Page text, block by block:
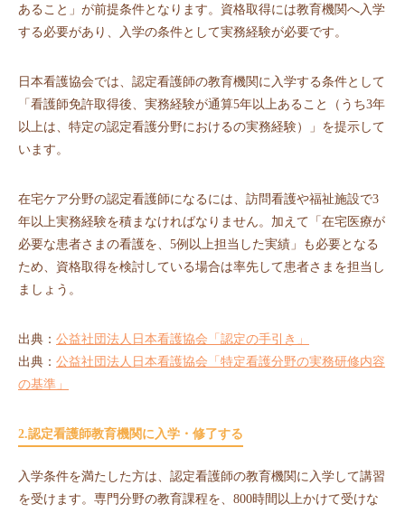
あること」が前提条件となります。資格取得には教育機関へ入学
する必要があり、入学の条件として実務経験が必要です。
日本看護協会では、認定看護師の教育機関に入学する条件として
「看護師免許取得後、実務経験が通算5年以上あること（うち3年
以上は、特定の認定看護分野におけるの実務経験）」を提示して
います。
在宅ケア分野の認定看護師になるには、訪問看護や福祉施設で3
年以上実務経験を積まなければなりません。加えて「在宅医療が
必要な患者さまの看護を、5例以上担当した実績」も必要となる
ため、資格取得を検討している場合は率先して患者さまを担当し
ましょう。
出典： 公益社団法人日本看護協会「認定の手引き」
出典： 公益社団法人日本看護協会「特定看護分野の実務研修内容
の基準」
2.認定看護師教育機関に入学・修了する
入学条件を満たした方は、認定看護師の教育機関に入学して講習
を受けます。専門分野の教育課程を、800時間以上かけて受けな